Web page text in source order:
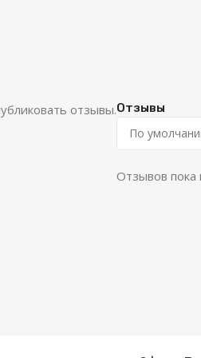
Отзывы
Отзывов пока
отзывы.